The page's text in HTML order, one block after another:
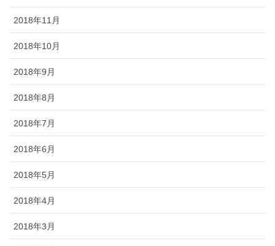
2018年11月
2018年10月
2018年9月
2018年8月
2018年7月
2018年6月
2018年5月
2018年4月
2018年3月